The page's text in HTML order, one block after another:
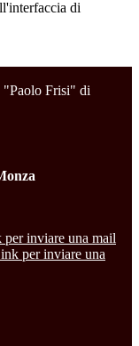
di
"Paolo Frisi" di
inviare una mail
per inviare una